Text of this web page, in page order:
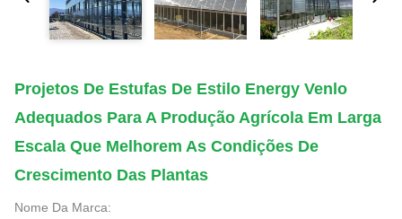
Projetos De Estufas De Estilo Energy Venlo
Adequados Para A Produção Agrícola Em Larga
Escala Que Melhorem As Condições De
Crescimento Das Plantas
Nome Da Marca: